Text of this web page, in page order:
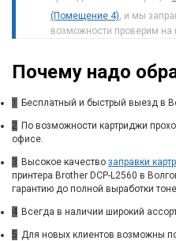
(Помещение 4) , и мы
возможности проверим на
Почему надо
1 Бесплатный и быстрый выезд в
2 По возможности картриджи
офисе.
3 Высокое качество заправки
принтера Brother DCP-L2560 в
гарантию до полной выработки
4 Всегда в наличии широкий
5 Для новых клиентов возможны